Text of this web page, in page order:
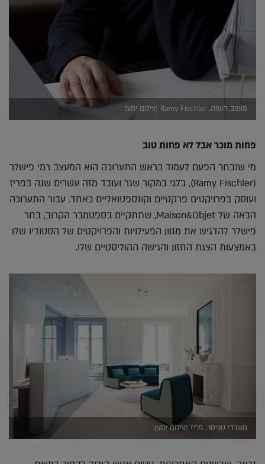
מעצב השנה, Ramy Fischler (צילום יחצ)
פחות מוכר אבל לא פחות טוב
מי שנבחר הפעם לעמוד בראש התערוכה הוא המעצב רמי פישלר
(Ramy Fischler), בלגי במקור שגר ועובד מזה עשרים שנה בפריז
ועוסק בפרויקטים פרקטיים וקונספטואליים כאחד. עבור התערוכה
הבאה של Maison&Objet, שתתקיים בספטמבר הקרוב, בחר
פישלר להדגיש את מגוון הפעילויות והפרויקטים של הסטודיו שלו
באמצעות הצגת החזון והגישה ההוליסטיים שלו.
משרדי טוויטר, פריז (צילום יחצ)